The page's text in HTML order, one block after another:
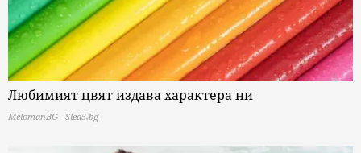
Любимият цвят издава характера ни
MelomanBG - Sled5.bg